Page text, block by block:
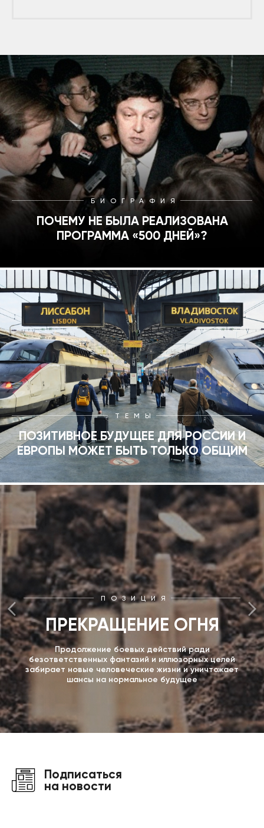
БИОГРАФИЯ
ПОЧЕМУ НЕ БЫЛА РЕАЛИЗОВАНА
ПРОГРАММА «500 ДНЕЙ»?
ТЕМЫ
ПОЗИТИВНОЕ БУДУЩЕЕ ДЛЯ РОССИИ И
ЕВРОПЫ МОЖЕТ БЫТЬ ТОЛЬКО ОБЩИМ
ПОЗИЦИЯ
ПРЕКРАЩЕНИЕ ОГНЯ
Продолжение боевых действий ради
безответственных фантазий и иллюзорных целей
забирает новые человеческие жизни и уничтожает
шансы на нормальное будущее
Подписаться
на новости